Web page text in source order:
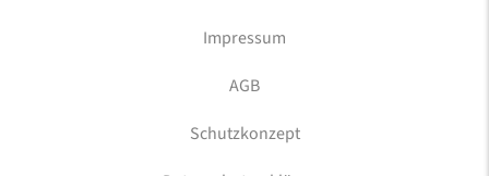
Impressum
AGB
Schutzkonzept